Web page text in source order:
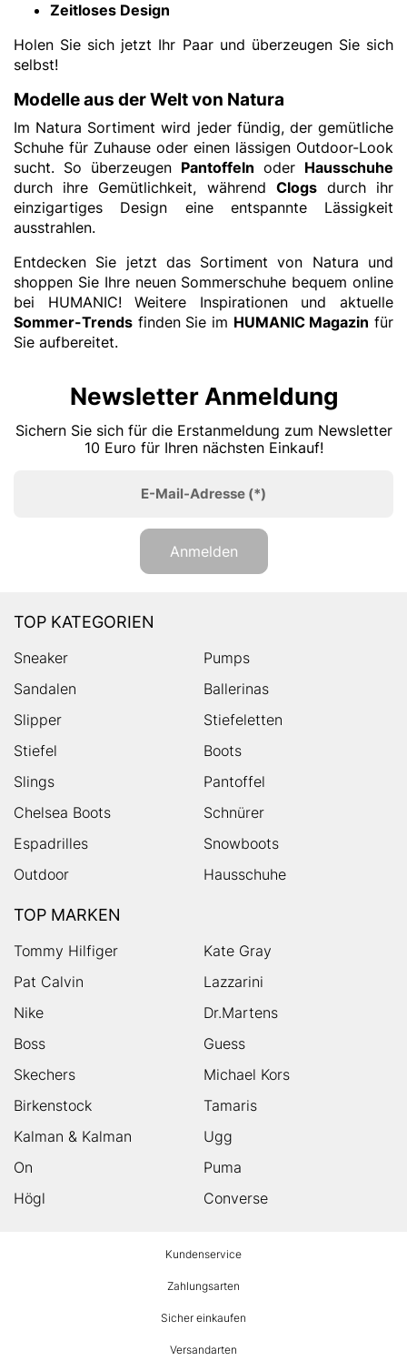
Zeitloses Design
Holen Sie sich jetzt Ihr Paar und überzeugen Sie sich
selbst!
Modelle aus der Welt von Natura
Im Natura Sortiment wird jeder fündig, der gemütliche
Schuhe für Zuhause oder einen lässigen Outdoor-Look
sucht. So überzeugen Pantoffeln oder Hausschuhe
durch ihre Gemütlichkeit, während Clogsdurch ihr
einzigartiges Design eine entspannte Lässigkeit
ausstrahlen.
Entdecken Sie jetzt das Sortiment von Natura und
shoppen Sie Ihre neuen Sommerschuhe bequem online
bei HUMANIC! Weitere Inspirationen und aktuelle
Sommer-Trends finden Sie im HUMANIC Magazin für
Sie aufbereitet.
Newsletter Anmeldung
Sichern Sie sich für die Erstanmeldung zum Newsletter
10 Euro für Ihren nächsten Einkauf!
E-Mail-Adresse (*)
Anmelden
TOP KATEGORIEN
Sneaker
Pumps
Sandalen
Ballerinas
Slipper
Stiefeletten
Stiefel
Boots
Slings
Pantoffel
Chelsea Boots
Schnürer
Espadrilles
Snowboots
Outdoor
Hausschuhe
TOP MARKEN
Tommy Hilfiger
Kate Gray
Pat Calvin
Lazzarini
Nike
Dr.Martens
Boss
Guess
Skechers
Michael Kors
Birkenstock
Tamaris
Kalman & Kalman
Ugg
On
Puma
Högl
Converse
Kundenservice
Zahlungsarten
Sicher einkaufen
Versandarten